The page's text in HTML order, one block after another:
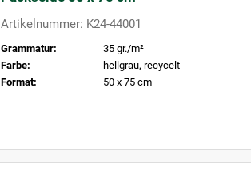
Artikelnummer: K24-44001
Grammatur:
35 gr./m²
Farbe:
hellgrau, recycelt
Format:
50 x 75 cm